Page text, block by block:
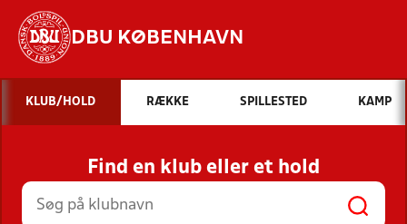
DBU KØBENHAVN
Hvad vil du søge efter?
INDHOLD OG NYHEDER
STILLINGER, RESULTATER, KLUBBER OG
HOLD
KLUB/HOLD RÆKKE SPILLESTED KAMP
Find en klub eller et hold